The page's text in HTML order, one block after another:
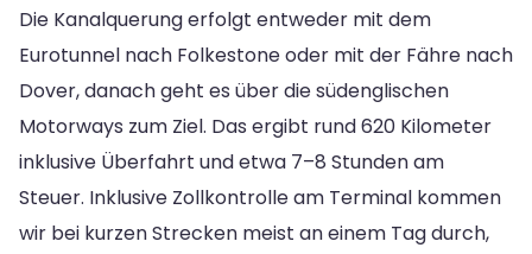
Die Kanalquerung erfolgt entweder mit dem
Eurotunnel nach Folkestone oder mit der Fähre nach
Dover, danach geht es über die südenglischen
Motorways zum Ziel. Das ergibt rund 620 Kilometer
inklusive Überfahrt und etwa 7–8 Stunden am
Steuer. Inklusive Zollkontrolle am Terminal kommen
wir bei kurzen Strecken meist an einem Tag durch,